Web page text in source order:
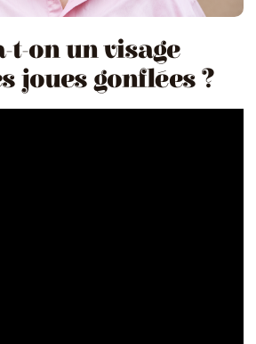
t-on un visage
joues gonflées ?